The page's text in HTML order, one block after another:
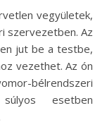
vegyületek,
szervezetben. Az
jut be a testbe,
vezethet. Az ón
bélrendszeri
esetben